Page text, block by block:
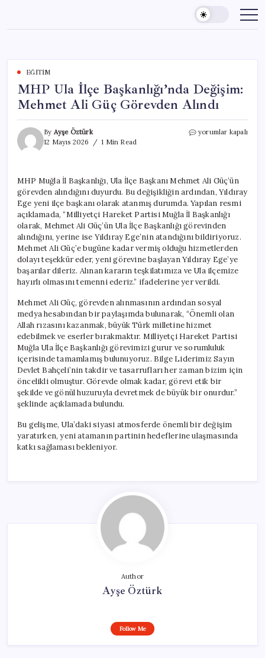
content
EĞITIM
MHP Ula İlçe Başkanlığı’nda Değişim:
Mehmet Ali Güç Görevden Alındı
By Ayşe Öztürk
12 Mayıs 2026
1 Min Read
MHP
Mehmet
Ali
Güç
Görevden
Alındı
için
yorumlar kapalı
MHP Muğla İl Başkanlığı, Ula İlçe Başkanı Mehmet Ali Güç’ün
görevden alındığını duyurdu. Bu değişikliğin ardından, Yıldıray
Ege yeni ilçe başkanı olarak atanmış durumda. Yapılan resmi
açıklamada, “Milliyetçi Hareket Partisi Muğla İl Başkanlığı
olarak, Mehmet Ali Güç’ün Ula İlçe Başkanlığı görevinden
alındığını, yerine ise Yıldıray Ege’nin atandığını bildiriyoruz.
Mehmet Ali Güç’e bugüne kadar vermiş olduğu hizmetlerden
dolayı teşekkür eder, yeni görevine başlayan Yıldıray Ege’ye
başarılar dileriz. Alınan kararın teşkilatımıza ve Ula ilçemize
hayırlı olmasını temenni ederiz.” ifadelerine yer verildi.
Mehmet Ali Güç, görevden alınmasının ardından sosyal
medya hesabından bir paylaşımda bulunarak, “Önemli olan
Allah rızasını kazanmak, büyük Türk milletine hizmet
edebilmek ve eserler bırakmaktır. Milliyetçi Hareket Partisi
Muğla Ula İlçe Başkanlığı görevimizi gurur ve sorumluluk
içerisinde tamamlamış bulunuyoruz. Bilge Liderimiz Sayın
Devlet Bahçeli’nin takdir ve tasarrufları her zaman bizim için
öncelikli olmuştur. Görevde olmak kadar, görevi etik bir
şekilde ve gönül huzuruyla devretmek de büyük bir onurdur.”
şeklinde açıklamada bulundu.
Bu gelişme, Ula’daki siyasi atmosferde önemli bir değişim
yaratırken, yeni atamanın partinin hedeflerine ulaşmasında
katkı sağlaması bekleniyor.
Author
Ayşe Öztürk
Follow Me